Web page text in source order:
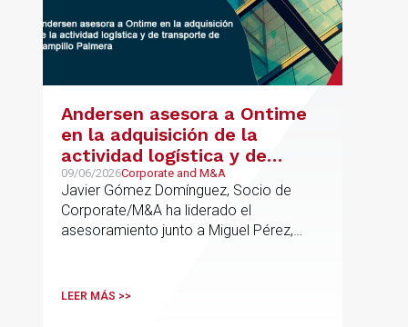
Andersen asesora a Ontime
en la adquisición de la
actividad logística y de
transporte de Campillo
Palmera
09/06/2026Corporate and M&A
Javier Gómez Domínguez, Socio de
Corporate/M&A ha liderado el
asesoramiento junto a Miguel Pérez,
LEER MÁS >>